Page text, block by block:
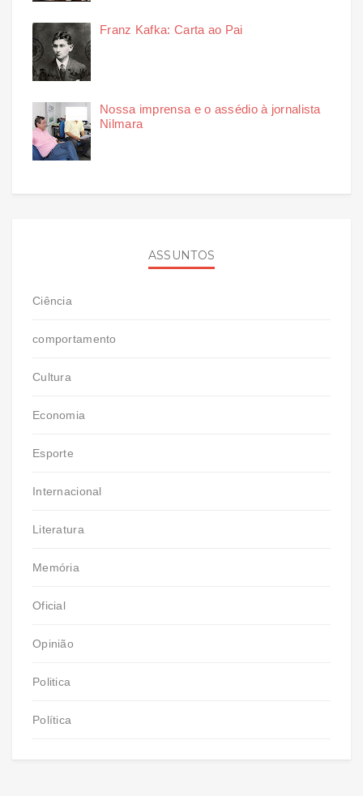
Franz Kafka: Carta ao Pai
Nossa imprensa e o assédio à jornalista
Nilmara
ASSUNTOS
Ciência
comportamento
Cultura
Economia
Esporte
Internacional
Literatura
Memória
Oficial
Opinião
Politica
Política